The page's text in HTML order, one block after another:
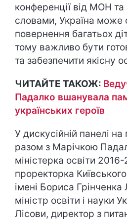
конференції від МОН та
словами, Україна може
повернення багатьох
тому важливо бути
та забезпечити якісну
ЧИТАЙТЕ ТАКОЖ:
Падалко вшанувала
українських героїв
У дискусійній панелі на
разом з Марічкою
міністерка освіти
проректорка
імені Бориса Грінченка
міністр освіти і науки
Лісови, директор з